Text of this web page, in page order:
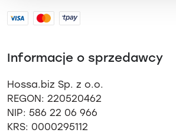
Informacje o sprzedawcy
Hossa.biz Sp. z o.o.
REGON: 220520462
NIP: 586 22 06 966
KRS: 0000295112